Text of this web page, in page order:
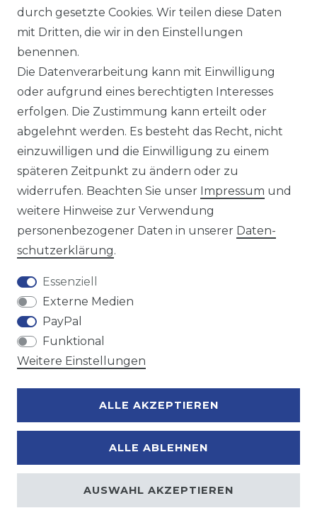
KONTAKT
Sie sind Wiederverkäufer?
Sie erreichen uns unter :
https://avancarte.de/
oder telefonisch unter: 0421 - 434430
Wir versenden mit
Zahlungsmöglichkeiten
durch gesetzte Cookies. Wir teilen diese Daten
mit Dritten, die wir in den Einstellungen
benennen.
Die Datenverarbeitung kann mit Einwilligung
oder aufgrund eines berechtigten Interesses
erfolgen. Die Zustimmung kann erteilt oder
abgelehnt werden. Es besteht das Recht, nicht
einzuwilligen und die Einwilligung zu einem
späteren Zeitpunkt zu ändern oder zu
widerrufen. Beachten Sie unser Impressum und
weitere Hinweise zur Verwendung
personenbezogener Daten in unserer Daten­
schutz­erklärung.
Essenziell
Externe Medien
PayPal
Funktional
Weitere Einstellungen
ALLE AKZEPTIEREN
ALLE ABLEHNEN
AUSWAHL AKZEPTIEREN